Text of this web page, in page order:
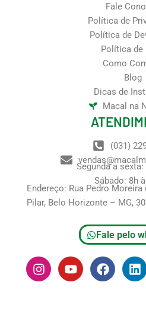
Fale
Política de
Política de
Política de
Como
Blog
Dicas de
Macal na
(031)
Segunda a
Sábado: 8h
Endereço: Rua Pedro
Pilar, Belo Horizonte – MG,
Fale pelo
I
n
s
Y
o
u
F
a
c
L
i
n